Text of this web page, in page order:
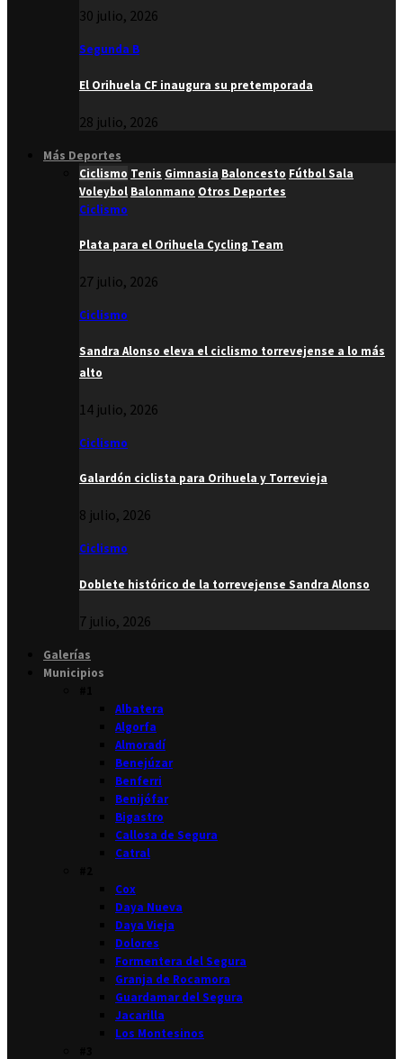
30 julio, 2026
Segunda B
El Orihuela CF inaugura su pretemporada
28 julio, 2026
Más Deportes
Ciclismo Tenis Gimnasia Baloncesto Fútbol Sala
Voleybol Balonmano Otros Deportes
Ciclismo
Plata para el Orihuela Cycling Team
27 julio, 2026
Ciclismo
Sandra Alonso eleva el ciclismo torrevejense a lo más
alto
14 julio, 2026
Ciclismo
Galardón ciclista para Orihuela y Torrevieja
8 julio, 2026
Ciclismo
Doblete histórico de la torrevejense Sandra Alonso
7 julio, 2026
Galerías
Municipios
Albatera
Algorfa
Almoradí
Benejúzar
Benferri
Benijófar
Bigastro
Callosa de Segura
Catral
Cox
Daya Nueva
Daya Vieja
Dolores
Formentera del Segura
Granja de Rocamora
Guardamar del Segura
Jacarilla
Los Montesinos